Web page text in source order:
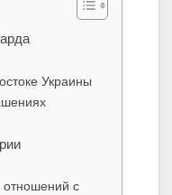
Украины
отношений с